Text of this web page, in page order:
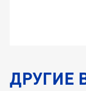
ДРУГИЕ